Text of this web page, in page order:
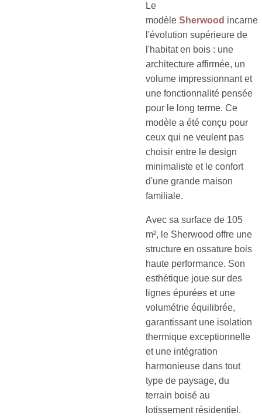
Le
modèle Sherwood incarne
l'évolution supérieure de
l'habitat en bois : une
architecture affirmée, un
volume impressionnant et
une fonctionnalité pensée
pour le long terme. Ce
modèle a été conçu pour
ceux qui ne veulent pas
choisir entre le design
minimaliste et le confort
d'une grande maison
familiale.
Avec sa surface de 105
m², le Sherwood offre une
structure en ossature bois
haute performance. Son
esthétique joue sur des
lignes épurées et une
volumétrie équilibrée,
garantissant une isolation
thermique exceptionnelle
et une intégration
harmonieuse dans tout
type de paysage, du
terrain boisé au
lotissement résidentiel.